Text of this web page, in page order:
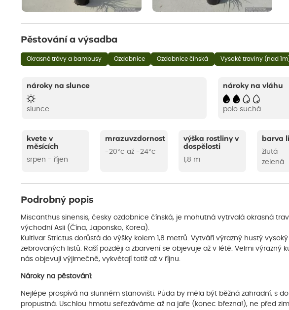
Pěstování a výsadba
Okrasné trávy a bambusy Ozdobnice Ozdobnice čínská Vysoké traviny (nad
nároky na slunce
slunce
nároky na vláhu
polo suchá
kvete v
měsících
srpen - říjen
mrazuvzdornost
-20°c až -24°c
výška rostliny v
dospělosti
1,8 m
barva
žlutá
zelená
Podrobný popis
Miscanthus sinensis, česky ozdobnice čínská, je mohutná vytrvalá okrasná
východní Asii (Čína, Japonsko, Korea).
Kultivar Strictus dorůstá do výšky kolem 1,8 metrů. Vytváří výrazný hustý
zebrovaných listů. Raší později a zbarvení se objevuje až v létě. Velmi výrazný
nás objevují výjimečně, vykvétají totiž až v říjnu.
Nároky na pěstování:
Nejlépe prospívá na slunném stanovišti. Půda by měla být běžná zahradní, s
propustná. Uschlou hmotu seřezáváme až na jaře (konec března!), ne před